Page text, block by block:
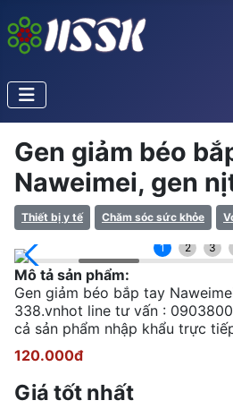
Gen giảm béo
Naweimei, gen
Thiết bị y tế Chăm sóc sức khỏe
1 2 3
Mô tả sản phẩm:
Gen giảm béo bắp tay
338.vnhot line tư vấn :
cả sản phẩm nhập khẩu trực
120.000đ
Giá tốt nhất